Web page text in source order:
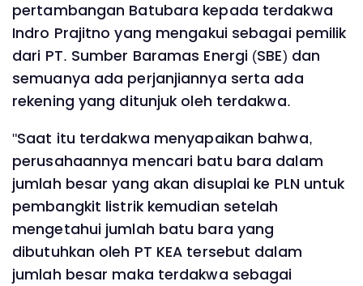
pertambangan Batubara kepada terdakwa
Indro Prajitno yang mengakui sebagai pemilik
dari PT. Sumber Baramas Energi (SBE) dan
semuanya ada perjanjiannya serta ada
rekening yang ditunjuk oleh terdakwa.
"Saat itu terdakwa menyapaikan bahwa,
perusahaannya mencari batu bara dalam
jumlah besar yang akan disuplai ke PLN untuk
pembangkit listrik kemudian setelah
mengetahui jumlah batu bara yang
dibutuhkan oleh PT KEA tersebut dalam
jumlah besar maka terdakwa sebagai